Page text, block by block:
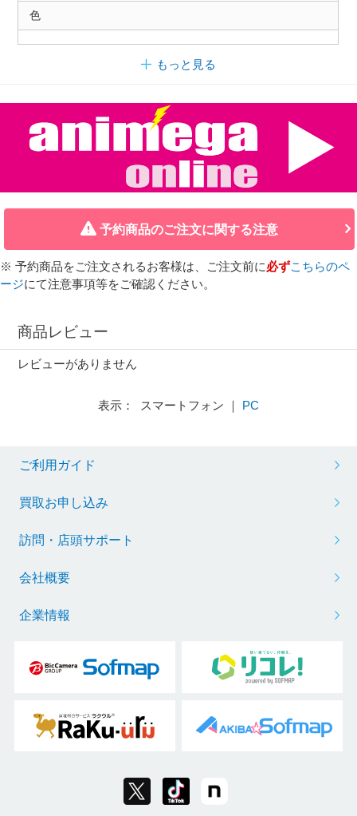
色
もっと見る
予約商品のご注文に関する注意
※ 予約商品をご注文されるお客様は、ご注文前に必ずこちらのペ
ージにて注意事項等をご確認ください。
商品レビュー
レビューがありません
表示： スマートフォン ｜ PC
ご利用ガイド
買取お申し込み
訪問・店頭サポート
会社概要
企業情報